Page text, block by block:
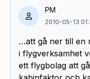
PM
2010-05-13
…att gå ner till en
i flygverksamhet
ett flygbolag att